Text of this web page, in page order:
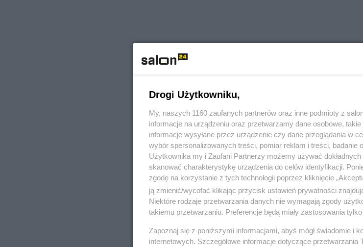
Drogi Użytkowniku,
My, naszych 1160 zaufanych partnerów oraz inne podmioty z
informacje na urządzeniu oraz przetwarzamy dane osobowe,
informacje wysyłane przez urządzenie czy dane przeglądania w
wybór spersonalizowanych treści, pomiar reklam i treści, badanie
Użytkownika my i Zaufani Partnerzy możemy używać
skanować charakterystykę urządzenia do celów identyfikacji.
zgodę na korzystanie z tych technologii poprzez kliknięcie
ją zmienić/wycofać klikając przycisk ustawień prywatności
Niektóre rodzaje przetwarzania danych nie wymagają zgody
takiemu przetwarzaniu. Preferencje będą miały zastosowania
Zapoznaj się z poniższymi informacjami, abyś mógł świadomie i
internetowych. Szczegółowe informacje dotyczące przetwarzania